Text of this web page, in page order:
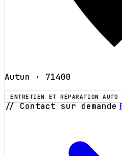
Autun · 71400
ENTRETIEN ET RÉPARATION AUTO
// Contact sur demande